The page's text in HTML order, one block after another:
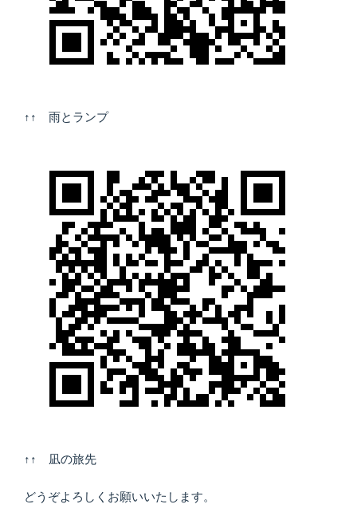
↑↑ 雨とランプ
↑↑ 凪の旅先
どうぞよろしくお願いいたします。